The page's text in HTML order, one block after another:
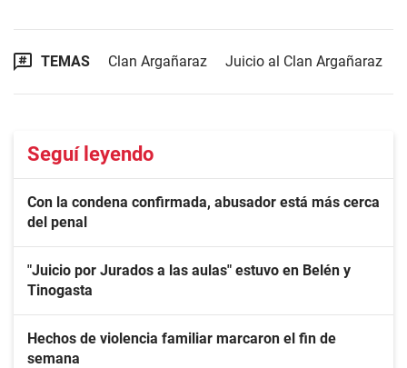
TEMAS Clan Argañaraz Juicio al Clan Argañaraz
Seguí leyendo
Con la condena confirmada, abusador está más cerca
del penal
"Juicio por Jurados a las aulas" estuvo en Belén y
Tinogasta
Hechos de violencia familiar marcaron el fin de
semana